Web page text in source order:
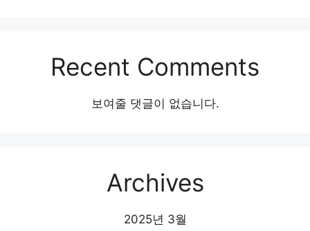
Recent Comments
보여줄 댓글이 없습니다.
Archives
2025년 3월